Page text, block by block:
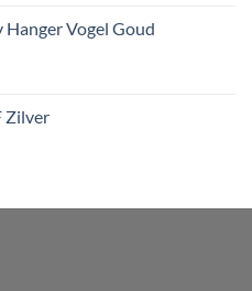
Vogel Goud
Zilver